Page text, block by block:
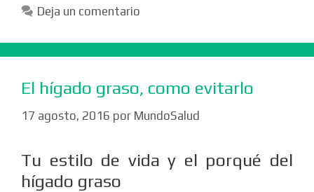
Deja un comentario
El hígado graso, como evitarlo
17 agosto, 2016 por MundoSalud
Tu estilo de vida y el porqué del
hígado graso